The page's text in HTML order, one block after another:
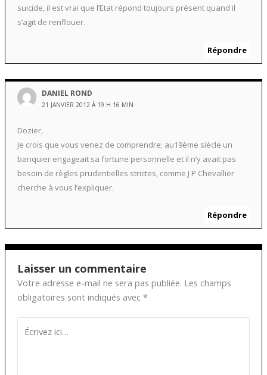
suicide, il est vrai que l’Etat répond toujours présent quand il
s’agit de renflouer.
Répondre
DANIEL ROND
21 JANVIER 2012 À 19 H 16 MIN
Dozier,
Je crois que vous venez de comprendre; au19ème siècle un
banquier engageait sa fortune personnelle et il n’y avait pas
besoin de règles prudentielles strictes, comme J P Chevallier
cherche à vous l’expliquer.
Répondre
Laisser un commentaire
Votre adresse e-mail ne sera pas publiée. Les champs
obligatoires sont indiqués avec *
Écrivez
ici…